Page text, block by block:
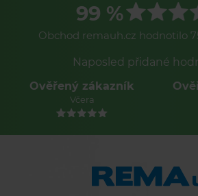
99 %
Obchod remauh.cz hodnotilo
Naposled přidané
Ověřený zákazník
Včera